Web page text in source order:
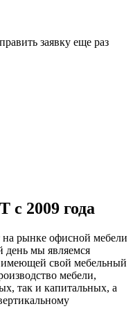
заявку еще раз
с 2009 года
рынке офисной мебели
день мы являемся
свой мебельный
мебели,
так и капитальных, а